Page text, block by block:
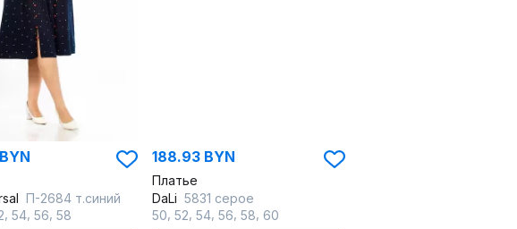
П-2684 т.синий
54 56 58
188.93 BYN
Платье
DaLi 5831 серое
50 52 54 56 58 60